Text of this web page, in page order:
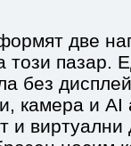
две
този пазар.
без
камера и AI
и виртуални